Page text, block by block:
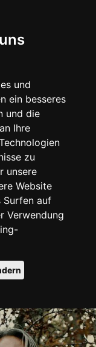
und
ein besseres
und die
Ihre
zu
unsere
Website
Surfen auf
Verwendung